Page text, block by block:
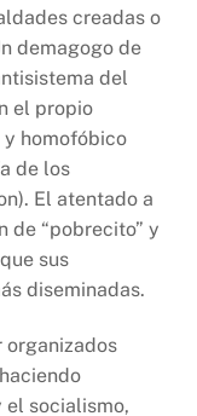
creadas o
demagogo de
del
el propio
homofóbico
de los
El atentado a
de “pobrecito” y
sus
diseminadas.
organizados
socialismo,